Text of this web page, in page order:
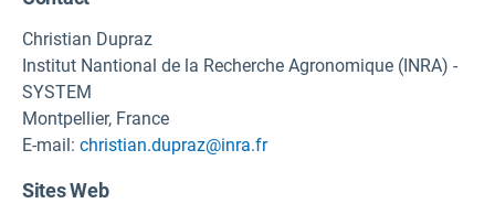
Christian Dupraz
Institut Nantional de la Recherche Agronomique (INRA) -
SYSTEM
Montpellier, France
E-mail: christian.dupraz@inra.fr
Sites Web